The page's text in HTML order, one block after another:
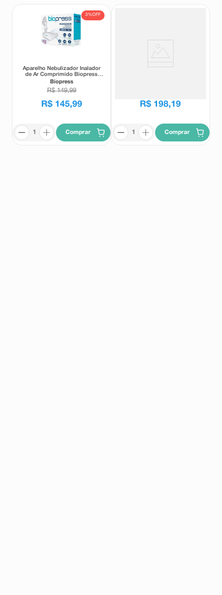
3%OFF
Aparelho Nebulizador Inalador
de Ar Comprimido Biopress
Compact DC1
Biopress
R$ 149,99
R$ 145,99
Comprar
Termômetro Infravermelho
R$ 198,19
Comprar